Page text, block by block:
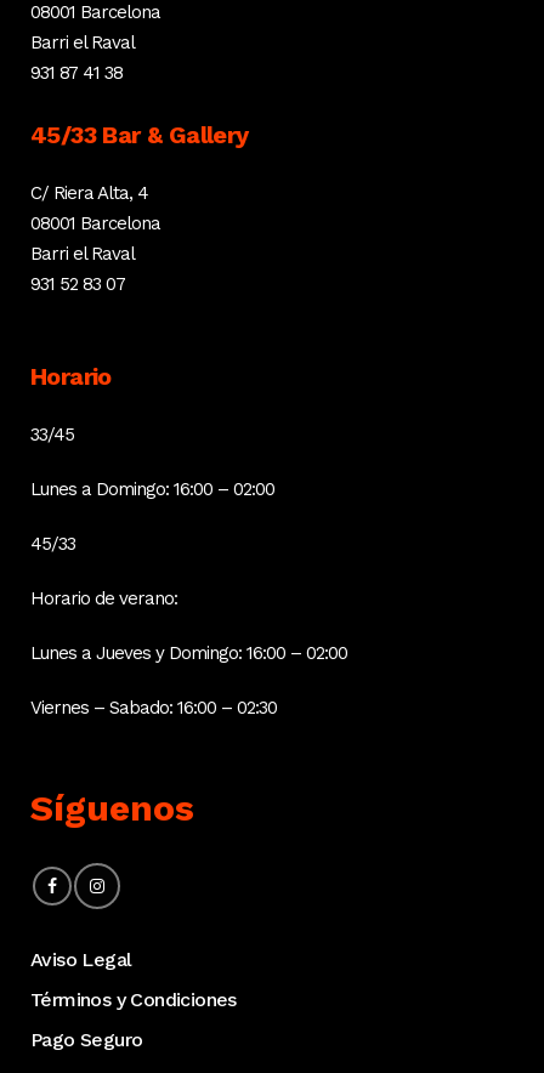
08001 Barcelona
Barri el Raval
931 87 41 38
45/33 Bar & Gallery
C/ Riera Alta, 4
08001 Barcelona
Barri el Raval
931 52 83 07
Horario
33/45
Lunes a Domingo: 16:00 – 02:00
45/33
Horario de verano:
Lunes a Jueves y Domingo: 16:00 – 02:00
Viernes – Sabado: 16:00 – 02:30
Síguenos
Aviso Legal
Términos y Condiciones
Pago Seguro